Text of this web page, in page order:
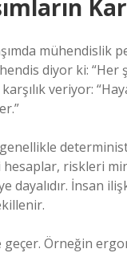
diyor ki:
veriyor:
riskleri
dayalıdır. İnsan
geçer. Örneğin